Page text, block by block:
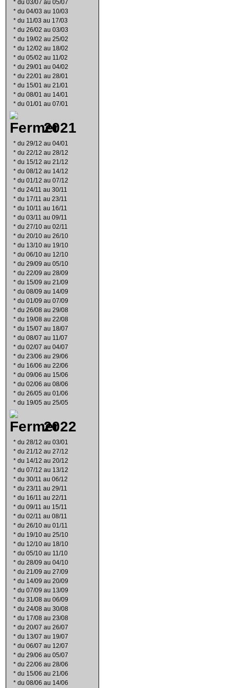
* du 03/07 au 05/07
* du 04/03 au 10/03
* du 11/03 au 17/03
* du 26/02 au 03/03
* du 19/02 au 25/02
* du 12/02 au 18/02
* du 05/02 au 11/02
* du 29/01 au 04/02
* du 22/01 au 28/01
* du 15/01 au 21/01
* du 08/01 au 14/01
* du 01/01 au 07/01
2021
* du 29/12 au 04/01
* du 22/12 au 28/12
* du 15/12 au 21/12
* du 08/12 au 14/12
* du 01/12 au 07/12
* du 24/11 au 30/11
* du 17/11 au 23/11
* du 10/11 au 16/11
* du 03/11 au 09/11
* du 27/10 au 02/11
* du 20/10 au 26/10
* du 13/10 au 19/10
* du 06/10 au 12/10
* du 29/09 au 05/10
* du 22/09 au 28/09
* du 15/09 au 21/09
* du 08/09 au 14/09
* du 01/09 au 07/09
* du 26/08 au 29/08
* du 19/08 au 22/08
* du 15/07 au 18/07
* du 08/07 au 11/07
* du 02/07 au 04/07
* du 23/06 au 29/06
* du 16/06 au 22/06
* du 09/06 au 15/06
* du 02/06 au 08/06
* du 26/05 au 01/06
* du 19/05 au 25/05
2022
* du 28/12 au 03/01
* du 21/12 au 27/12
* du 14/12 au 20/12
* du 07/12 au 13/12
* du 30/11 au 06/12
* du 23/11 au 29/11
* du 16/11 au 22/11
* du 09/11 au 15/11
* du 02/11 au 08/11
* du 26/10 au 01/11
* du 19/10 au 25/10
* du 12/10 au 18/10
* du 05/10 au 11/10
* du 28/09 au 04/10
* du 21/09 au 27/09
* du 14/09 au 20/09
* du 07/09 au 13/09
* du 31/08 au 06/09
* du 24/08 au 30/08
* du 17/08 au 23/08
* du 20/07 au 26/07
* du 13/07 au 19/07
* du 06/07 au 12/07
* du 29/06 au 05/07
* du 22/06 au 28/06
* du 15/06 au 21/06
* du 08/06 au 14/06